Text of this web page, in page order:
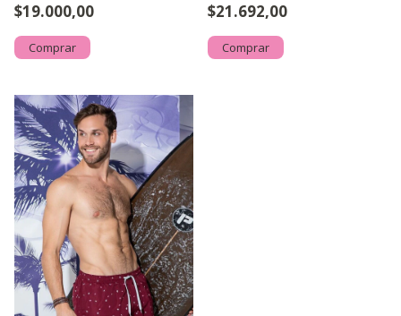
$19.000,00
Comprar
$21.692,00
Comprar